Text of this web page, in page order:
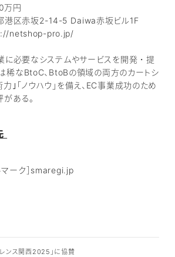
円
港区赤坂2-14-5 Daiwa赤坂ビル1F
pro.jp/
に必要なシステムやサービスを開発・提
稀なBtoC、BtoBの領域の両方のカートシ
力｣「ノウハウ」を備え、EC事業成功のため
がある。
マーク］smaregi.jp
レンス関西2025」に協賛